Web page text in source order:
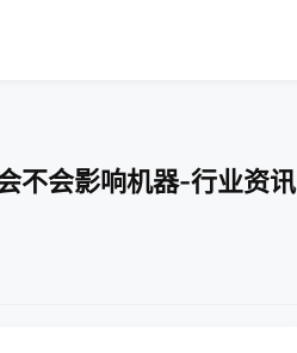
不会影响机器-行业资讯